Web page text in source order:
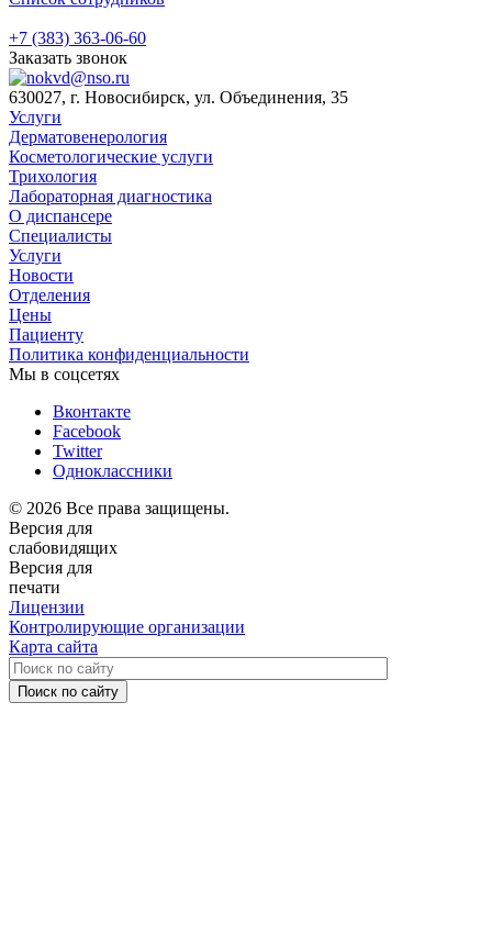
+7 (383) 363-06-60
Заказать звонок
630027, г. Новосибирск, ул. Объединения, 35
Услуги
Дерматовенерология
Косметологические услуги
Трихология
Лабораторная диагностика
О диспансере
Специалисты
Услуги
Новости
Отделения
Цены
Пациенту
Политика конфиденциальности
Мы в соцсетях
Вконтакте
Facebook
Twitter
Одноклассники
© 2026 Все права защищены.
Версия для
слабовидящих
Версия для
печати
Лицензии
Контролирующие организации
Карта сайта
Поиск по сайту